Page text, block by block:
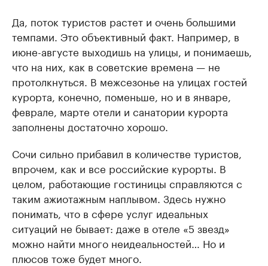
Да, поток туристов растет и очень большими
темпами. Это объективный факт. Например, в
июне-августе выходишь на улицы, и понимаешь,
что на них, как в советские времена — не
протолкнуться. В межсезонье на улицах гостей
курорта, конечно, поменьше, но и в январе,
феврале, марте отели и санатории курорта
заполнены достаточно хорошо.
Сочи сильно прибавил в количестве туристов,
впрочем, как и все российские курорты. В
целом, работающие гостиницы справляются с
таким ажиотажным наплывом. Здесь нужно
понимать, что в сфере услуг идеальных
ситуаций не бывает: даже в отеле «5 звезд»
можно найти много неидеальностей… Но и
плюсов тоже будет много.